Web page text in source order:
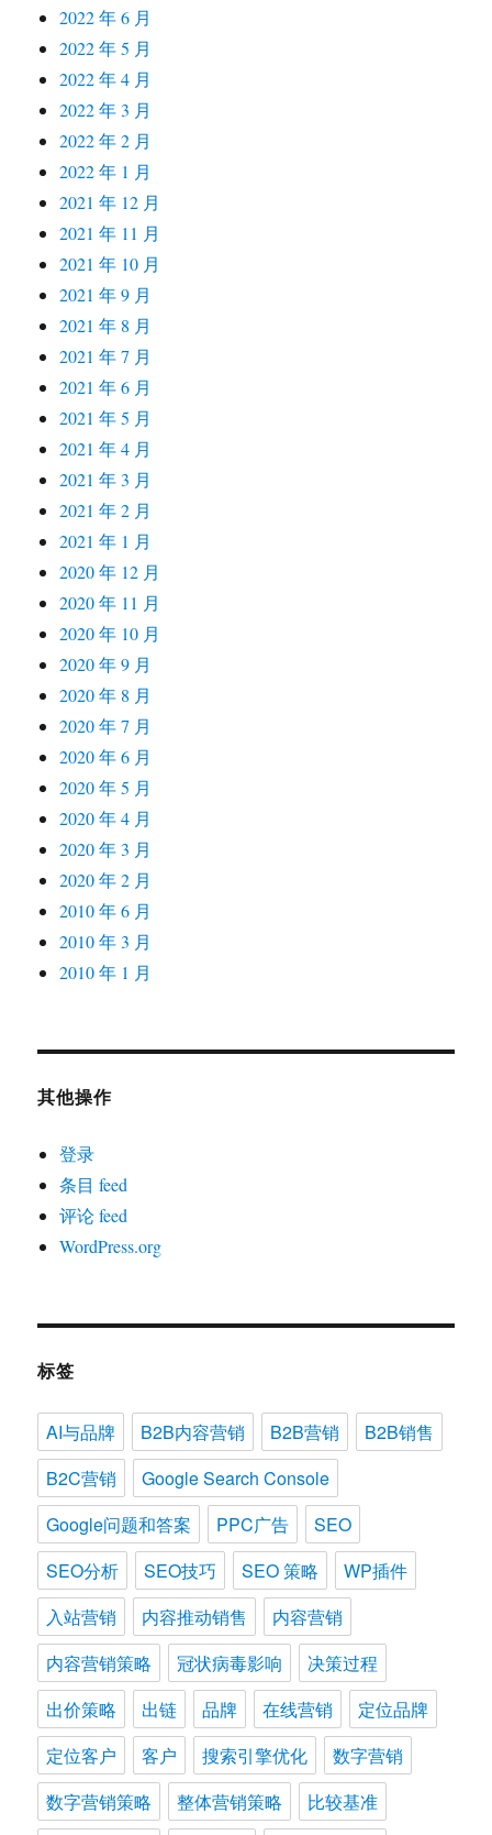
2022 年 6 月
2022 年 5 月
2022 年 4 月
2022 年 3 月
2022 年 2 月
2022 年 1 月
2021 年 12 月
2021 年 11 月
2021 年 10 月
2021 年 9 月
2021 年 8 月
2021 年 7 月
2021 年 6 月
2021 年 5 月
2021 年 4 月
2021 年 3 月
2021 年 2 月
2021 年 1 月
2020 年 12 月
2020 年 11 月
2020 年 10 月
2020 年 9 月
2020 年 8 月
2020 年 7 月
2020 年 6 月
2020 年 5 月
2020 年 4 月
2020 年 3 月
2020 年 2 月
2010 年 6 月
2010 年 3 月
2010 年 1 月
其他操作
登录
条目 feed
评论 feed
WordPress.org
标签
AI与品牌 B2B内容营销 B2B营销
B2B销售
B2C营销
Google Search Console
Google问题和答案
PPC广告
SEO
SEO分析
SEO技巧 SEO 策略
WP插件
入站营销
内容推动销售
内容营销
内容营销策略
冠状病毒影响
决策过程
出价策略
出链 品牌 在线营销
定位品牌
定位客户
客户 搜索引擎优化
数字营销
数字营销策略
整体营销策略 比较基准